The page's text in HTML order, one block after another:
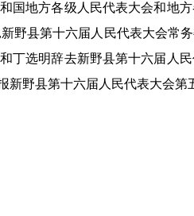
地方各级人民代表大会和地
县第十六届人民代表大会常
选明辞去新野县第十六届人
野县第十六届人民代表大会第